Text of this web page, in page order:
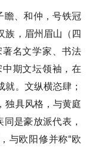
瞻、和仲，号铁冠
族，眉州眉山（四
名文学家、书法
期文坛领袖，在
。文纵横恣肆；
独具风格，与黄庭
是豪放派代表，
与欧阳修并称“欧